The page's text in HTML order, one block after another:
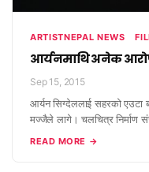
ARTISTNEPAL NEWS
आर्यनमाथि अनेक
Sep 15, 2015
आर्यन सिग्देललाई सहरको एउटा
मज्जैले लागे। चलचित्र निर्माण
READ MORE →